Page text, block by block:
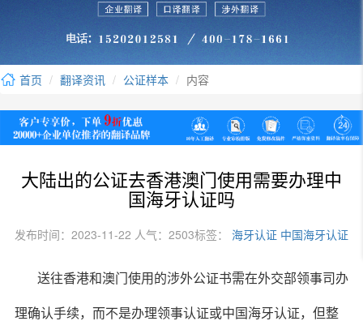
首页 翻译资讯 公证样本 内容
大陆出的公证去香港澳门使用需要办理中
国海牙认证吗
发布时间：2023-11-22 人气：2503标签： 海牙认证 中国海牙认证
送往香港和澳门使用的涉外公证书需在外交部领事司办
理确认手续，而不是办理领事认证或中国海牙认证，但整